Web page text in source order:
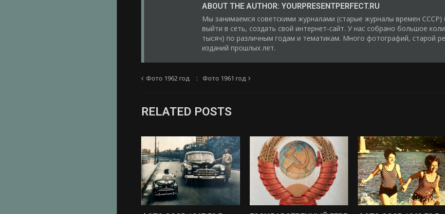
ABOUT THE AUTHOR: YOURPRESENTPERFECT.RU
Мы занимаемся советскими журналами (старые журналы времен СССР)
выйти в сеть, создать свой интернет-сайт. У нас собрано большое
тысяч) по различным годам и тематикам. Много фотографий, старой
изданий прошлых лет.
Фото 1962 год Фото 1961 год
RELATED POSTS